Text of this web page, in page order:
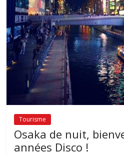
Tourisme
Osaka de nuit,
années Disco !